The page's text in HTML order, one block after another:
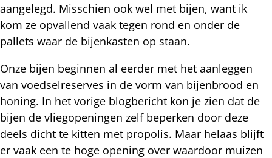
aangelegd. Misschien ook wel met bijen, want ik
kom ze opvallend vaak tegen rond en onder de
pallets waar de bijenkasten op staan.
Onze bijen beginnen al eerder met het aanleggen
van voedselreserves in de vorm van bijenbrood en
honing. In het vorige blogbericht kon je zien dat de
bijen de vliegopeningen zelf beperken door deze
deels dicht te kitten met propolis. Maar helaas blijft
er vaak een te hoge opening over waardoor muizen